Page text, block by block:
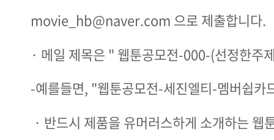
movie_hb@naver.com 으로 제출합니다.
· 메일 제목은 " 웹툰공모전-000-(선정한주
-예를들면, "웹툰공모전-세진엘티-멤버쉽카
· 반드시 제품을 유머러스하게 소개하는 웹